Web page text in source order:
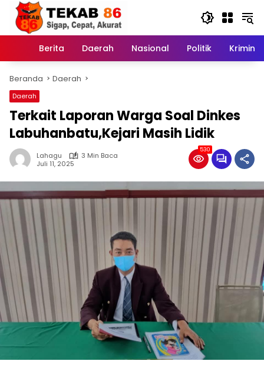
Langsung
konten
Home
Berita Daerah Nasional Politik Kriminal
Beranda Daerah
Daerah
Terkait Laporan Warga Soal Dinkes
Labuhanbatu,Kejari Masih Lidik
Lahagu
3 Min Baca
Juli 11, 2025
530